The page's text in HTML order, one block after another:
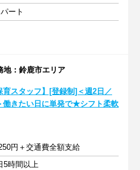
ート
：鈴鹿市エリア
育スタッフ】[登録制]＜週2日／
働きたい日に単発で★シフト柔軟
円＋交通費全額支給
5時間以上